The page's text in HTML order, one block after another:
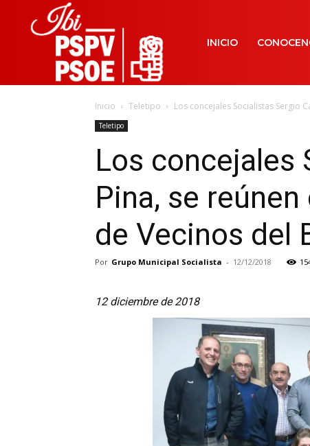
INICIO
Inicio Teletipo Los concejales Socialistas Sergio
Teletipo
Los concejales
Pina, se
de Vecinos del
Por Grupo Municipal Socialista - 12/12/2018
12 diciembre de 2018